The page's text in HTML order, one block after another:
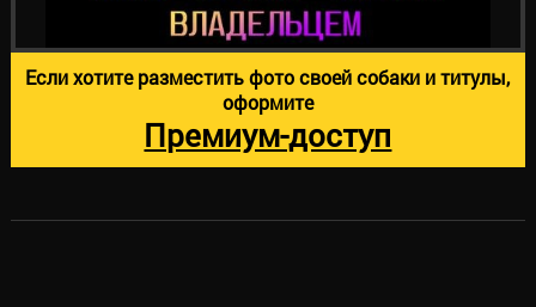
Если хотите разместить фото своей собаки и титулы,
оформите
Премиум-доступ